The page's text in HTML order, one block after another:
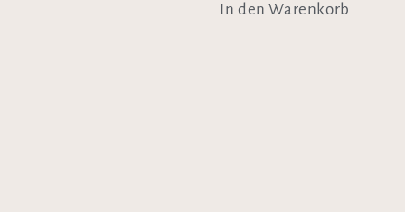
In den Warenkorb